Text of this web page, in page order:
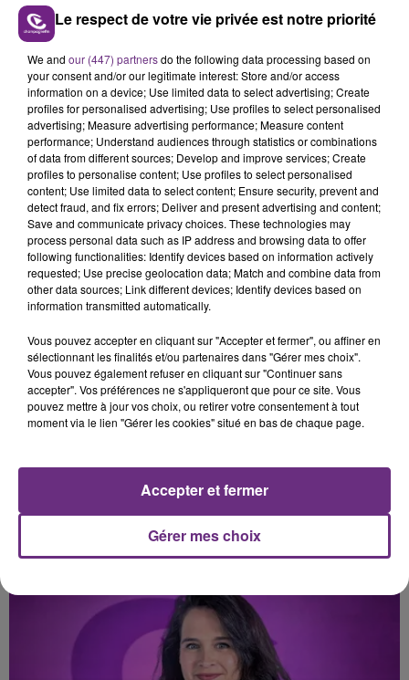
8h55
8h55
P!NK
Irrelevant
8h47
8h47
BENSON BOONE
The Time Of My Life
8h44
8h44
DJ SNAKE FEAT. JUSTIN BIEBER
Let Me Love You
8h40
8h40
MYLES SMITH & NIALL HORAN
A L'ANTENNE
Le respect de votre vie privée est notre priorité
We and our (447) partnersdo the following data processing based on
your consent and/or our legitimate interest: Store and/or access
information on a device; Use limited data to select advertising; Create
profiles for personalised advertising; Use profiles to select personalised
advertising; Measure advertising performance; Measure content
performance; Understand audiences through statistics or combinations
of data from different sources; Develop and improve services; Create
profiles to personalise content; Use profiles to select personalised
content; Use limited data to select content; Ensure security, prevent and
detect fraud, and fix errors; Deliver and present advertising and content;
Save and communicate privacy choices. These technologies may
process personal data such as IP address and browsing data to offer
following functionalities: Identify devices based on information actively
requested; Use precise geolocation data; Match and combine data from
other data sources; Link different devices; Identify devices based on
information transmitted automatically.
Vous pouvez accepter en cliquant sur "Accepter et fermer", ou affiner en
sélectionnant les finalités et/ou partenaires dans "Gérer mes choix".
Vous pouvez également refuser en cliquant sur "Continuer sans
accepter". Vos préférences ne s'appliqueront que pour ce site. Vous
pouvez mettre à jour vos choix, ou retirer votre consentement à tout
moment via le lien "Gérer les cookies" situé en bas de chaque page.
Gérer mes choix
Accepter et fermer